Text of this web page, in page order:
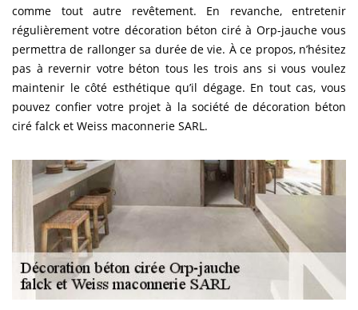
comme tout autre revêtement. En revanche, entretenir
régulièrement votre décoration béton ciré à Orp-jauche vous
permettra de rallonger sa durée de vie. À ce propos, n’hésitez
pas à revernir votre béton tous les trois ans si vous voulez
maintenir le côté esthétique qu’il dégage. En tout cas, vous
pouvez confier votre projet à la société de décoration béton
ciré falck et Weiss maconnerie SARL.